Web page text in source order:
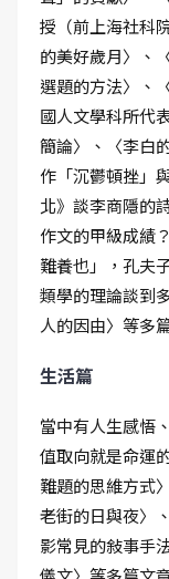
授（前上海社科
的美好歲月〉、
選題的方法〉、
國人文學科所代
簡論〉、〈李白
作「沉鬱頓挫」
北》談李商隱的
作文的甲級成績
難養也」，孔夫
類學的理論談到
人的因由〉等多
生活篇
當中有人生感悟
值取向就是命運
難題的思維方式
老街的日與夜〉
影常見的敍事手